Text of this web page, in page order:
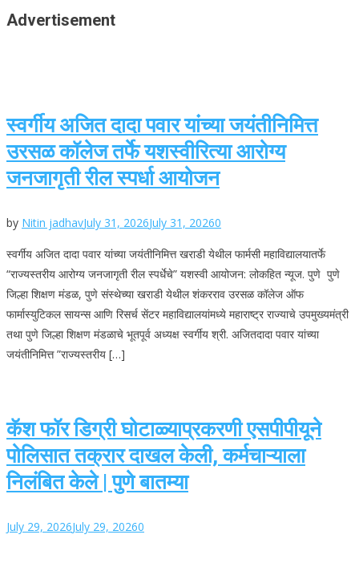
Advertisement
स्वर्गीय अजित दादा पवार यांच्या जयंतीनिमित्त
उरसळ कॉलेज तर्फे यशस्वीरित्या आरोग्य
जनजागृती रील स्पर्धा आयोजन
by Nitin jadhavJuly 31, 2026July 31, 20260
स्वर्गीय अजित दादा पवार यांच्या जयंतीनिमित्त खराडी येथील फार्मसी महाविद्यालयातर्फे
“राज्यस्तरीय आरोग्य जनजागृती रील स्पर्धेचे” यशस्वी आयोजन: लोकहित न्यूज. पुणे पुणे
जिल्हा शिक्षण मंडळ, पुणे संस्थेच्या खराडी येथील शंकरराव उरसळ कॉलेज ऑफ
फार्मास्युटिकल सायन्स आणि रिसर्च सेंटर महाविद्यालयांमध्ये महाराष्ट्र राज्याचे उपमुख्यमंत्री
तथा पुणे जिल्हा शिक्षण मंडळाचे भूतपूर्व अध्यक्ष स्वर्गीय श्री. अजितदादा पवार यांच्या
जयंतीनिमित्त ”राज्यस्तरीय […]
कॅश फॉर डिग्री घोटाळ्याप्रकरणी एसपीपीयूने
पोलिसात तक्रार दाखल केली, कर्मचाऱ्याला
निलंबित केले | पुणे बातम्या
July 29, 2026July 29, 20260